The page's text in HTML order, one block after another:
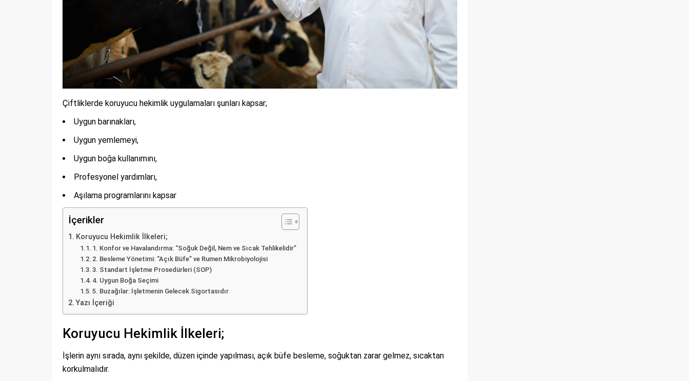
Çiftliklerde koruyucu hekimlik uygulamaları şunları kapsar;
Uygun barınakları,
Uygun yemlemeyi,
Uygun boğa kullanımını,
Profesyonel yardımları,
Aşılama programlarını kapsar
İçerikler
Koruyucu Hekimlik İlkeleri;
1. Konfor ve Havalandırma: “Soğuk Değil, Nem ve Sıcak Tehlikelidir”
2. Besleme Yönetimi: “Açık Büfe” ve Rumen Mikrobiyolojisi
3. Standart İşletme Prosedürleri (SOP)
4. Uygun Boğa Seçimi
5. Buzağılar: İşletmenin Gelecek Sigortasıdır
Yazı İçeriği
Koruyucu Hekimlik İlkeleri;
İşlerin aynı sırada, aynı şekilde, düzen içinde yapılması, açık büfe besleme, soğuktan zarar gelmez, sıcaktan
korkulmalıdır.